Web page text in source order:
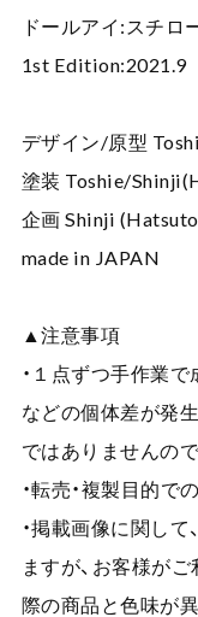
ドールアイ:スチロ
1st Edition:2021.9
デザイン/原型
塗装 Toshie/
企画 Shinji
made in JAPAN
▲注意事項
・１点ずつ手作業
などの個体差が発
ではありませんの
・転売・複製目的で
・掲載画像に関し
ますが、お客様が
際の商品と色味が